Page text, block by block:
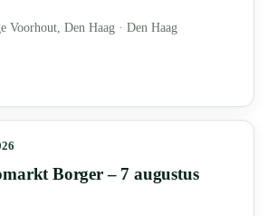
Voorhout, Den Haag · Den Haag
Borger – 7 augustus